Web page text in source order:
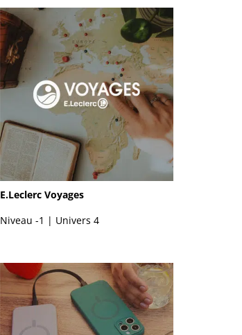
E.Leclerc Voyages
Niveau -1 | Univers 4